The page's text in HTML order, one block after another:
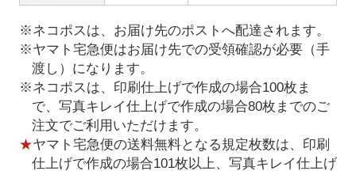
※ネコポスは、お届け先のポストへ配達されます。
※ヤマト宅急便はお届け先での受領確認が必要（手
渡し）になります。
※ネコポスは、印刷仕上げで作成の場合100枚ま
で、写真キレイ仕上げで作成の場合80枚までのご
注文でご利用いただけます。
★ヤマト宅急便の送料無料となる規定枚数は、印刷
仕上げで作成の場合101枚以上、写真キレイ仕上げ